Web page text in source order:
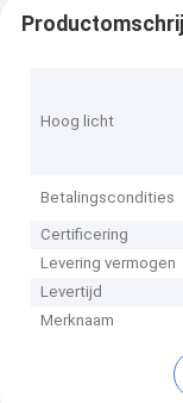
Hoog licht
Betalingscondities
Certificering
Levering vermogen
Levertijd
Merknaam